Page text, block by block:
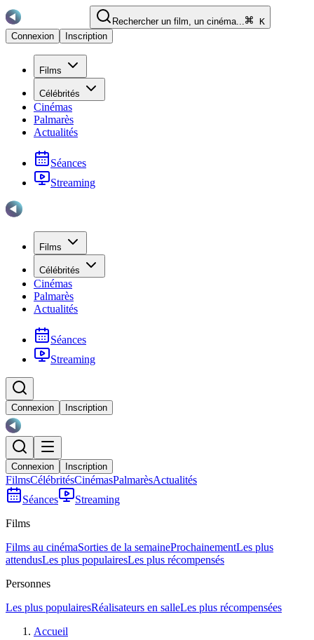
Rechercher un film, un cinéma...
K
Connexion
Inscription
Films
Célébrités
Cinémas
Palmarès
Actualités
Séances
Streaming
Films
Célébrités
Cinémas
Palmarès
Actualités
Séances
Streaming
Connexion Inscription
Connexion Inscription
FilmsCélébritésCinémasPalmarèsActualités
Séances
Streaming
Films
Films au cinémaSorties de la semaineProchainementLes plus
attendusLes plus populairesLes plus récompensés
Personnes
Les plus populairesRéalisateurs en salleLes plus récompensées
Accueil